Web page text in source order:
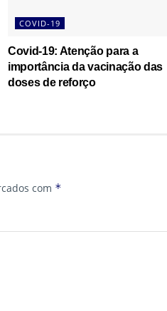
COVID-19
Covid-19: Atenção para a
importância da vacinação das
doses de reforço
com *